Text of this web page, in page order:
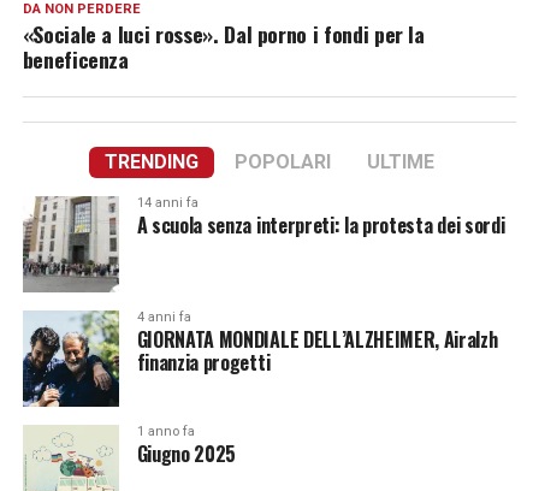
DA NON PERDERE
«Sociale a luci rosse». Dal porno i fondi per la
beneficenza
TRENDING POPOLARI ULTIME
14 anni fa
A scuola senza interpreti: la protesta dei sordi
4 anni fa
GIORNATA MONDIALE DELL’ALZHEIMER, Airalzh
finanzia progetti
1 anno fa
Giugno 2025